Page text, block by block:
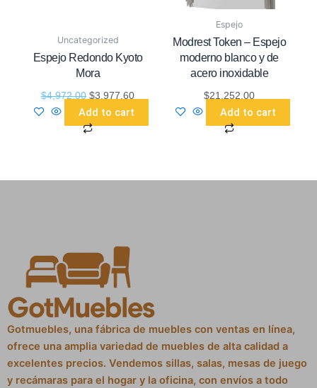
Uncategorized
Espejo Redondo Kyoto
Mora
$4,972.00 $3,977.60
Add to cart
Espejo
Modrest Token – Espejo
moderno blanco y de
acero inoxidable
$21,252.00
Add to cart
Gotmuebles, una fábrica de muebles con ventas en línea,
ofrece una amplia variedad de muebles de alta calidad a
excelentes precios. Vendemos sillas, salas, mesas de juego
y recámaras para el hogar y la oficina, con envíos a todo